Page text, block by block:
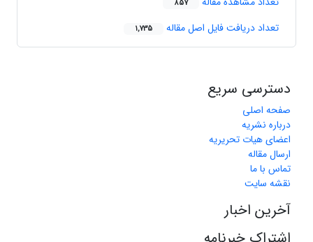
857
تعداد دریافت فایل اصل مقاله 1,735
دسترسی سریع
صفحه اصلی
درباره نشریه
اعضای هیات تحریریه
ارسال مقاله
تماس با ما
نقشه سایت
آخرین اخبار